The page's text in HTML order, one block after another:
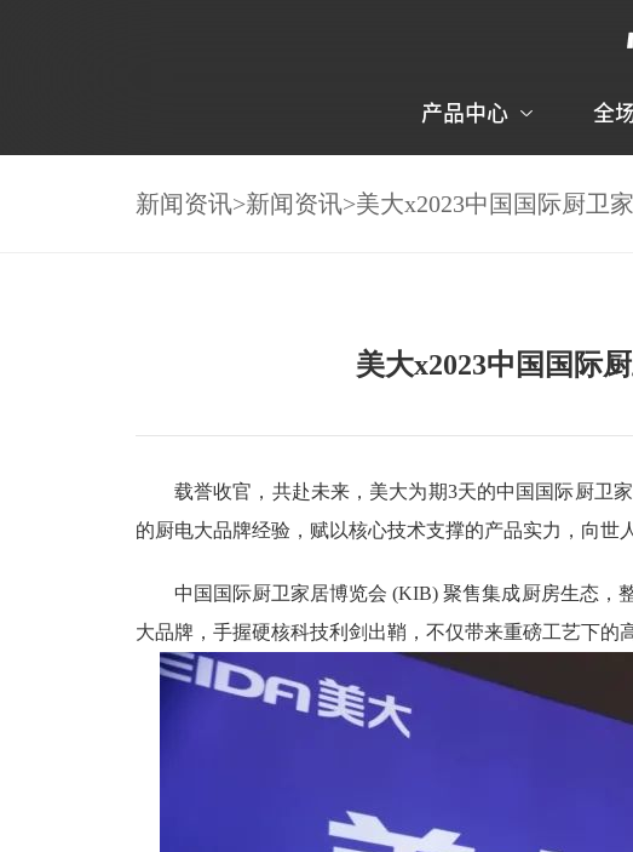
产品中心 全
新闻资讯>新闻资讯>美大x2023中国国际厨卫
美大x2023中国国际
载誉收官，共赴未来，美大为期3天的中国国际厨卫
的厨电大品牌经验，赋以核心技术支撑的产品实力，向世
中国国际厨卫家居博览会 (KIB) 聚售集成厨房生态，
大品牌，手握硬核科技利剑出鞘，不仅带来重磅工艺下的